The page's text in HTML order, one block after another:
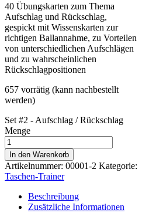
40 Übungskarten zum Thema
Aufschlag und Rückschlag,
gespickt mit Wissenskarten zur
richtigen Ballannahme, zu Vorteilen
von unterschiedlichen Aufschlägen
und zu wahrscheinlichen
Rückschlagpositionen
657 vorrätig (kann nachbestellt
werden)
Set #2 - Aufschlag / Rückschlag
Menge
In den Warenkorb
Artikelnummer: 00001-2 Kategorie:
Taschen-Trainer
Beschreibung
Zusätzliche Informationen